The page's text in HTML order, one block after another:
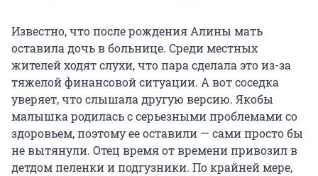
Известно, что после рождения Алины мать
оставила дочь в больнице. Среди местных
жителей ходят слухи, что пара сделала это из-за
тяжелой финансовой ситуации. А вот соседка
уверяет, что слышала другую версию. Якобы
малышка родилась с серьезными проблемами со
здоровьем, поэтому ее оставили — сами просто бы
не вытянули. Отец время от времени привозил в
детдом пеленки и подгузники. По крайней мере,